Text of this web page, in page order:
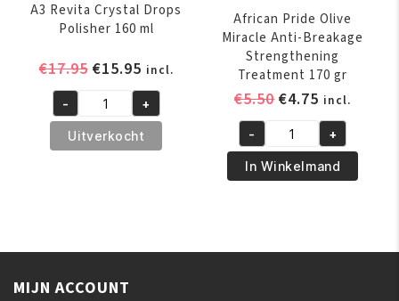
A3 Revita Crystal Drops
Polisher 160 ml
€17.95 Oorspronkelijke
was:
€17.95.
€15.95Huidige
prijs
is:
€15.95.
incl.
A3
Revita
Crystal
- +
Uitverkocht
African Pride Olive
Miracle Anti-Breakage
Strengthening
Treatment 170 gr
€5.50
was:
€5.50.
€4.75 Huidige
prijs
is:
€4.75.
incl.
African
Pride
Olive
Breakage
- +
In Winkelmand
MIJN ACCOUNT